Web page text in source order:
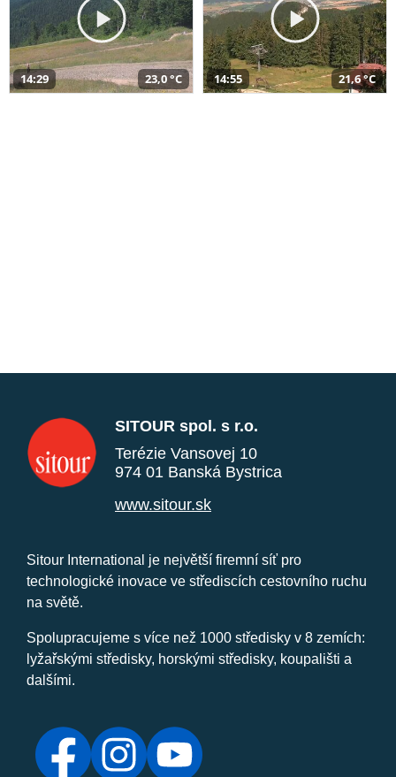
14:29 23,0 °C 14:55 21,6 °C
SITOUR spol. s r.o.
Terézie Vansovej 10
974 01 Banská Bystrica
www.sitour.sk
Sitour International je největší firemní síť pro
technologické inovace ve střediscích cestovního ruchu
na světě.
Spolupracujeme s více než 1000 středisky v 8 zemích:
lyžařskými středisky, horskými středisky, koupališti a
dalšími.